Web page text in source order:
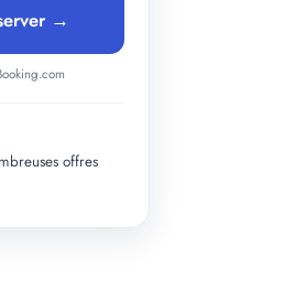
→
offres